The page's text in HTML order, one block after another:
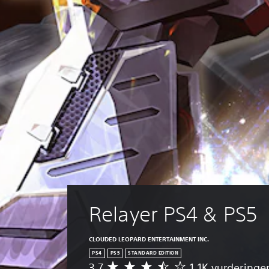
Relayer PS4 & PS5
CLOUDED LEOPARD ENTERTAINMENT INC.
PS4 PS5 STANDARD EDITION